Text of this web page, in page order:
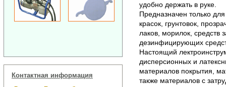
Контактная информация
удобно держать в руке.
Предназначен только
красок, грунтовок,
лаков, морилок, средств
дезинфицирующих
Настоящий
дисперсионных и
материалов покрытия,
также материалов с